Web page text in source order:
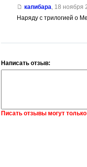
капибара 18 ноября
Наряду с трилогией о
Написать отзыв:
Писать отзывы могут